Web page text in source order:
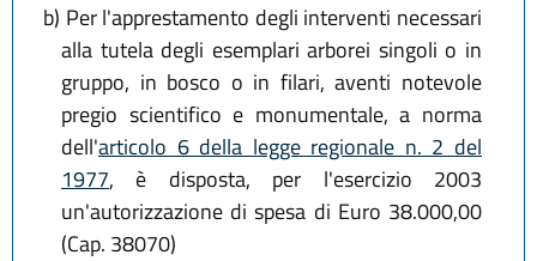
b) Per l'apprestamento degli interventi necessari
alla tutela degli esemplari arborei singoli o in
gruppo, in bosco o in filari, aventi notevole
pregio scientifico e monumentale, a norma
dell'articolo 6 della legge regionale n. 2 del
1977, è disposta, per l'esercizio 2003
un'autorizzazione di spesa di Euro 38.000,00
(Cap. 38070)